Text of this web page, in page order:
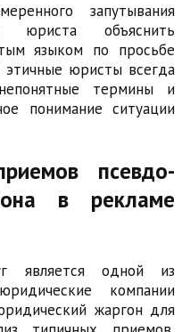
запутывания
юриста объяснить
языком по просьбе
этичные юристы всегда
термины и
понимание ситуации
псевдо-
в рекламе
является одной из
компании
жаргон для